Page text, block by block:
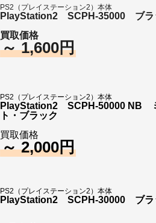
PS2（プレイステーション2）本体
PlayStation2 SCPH-35000 ブラ
買取価格
～ 1,600円
PS2（プレイステーション2）本体
PlayStation2 SCPH-50000 NB
ト・ブラック
買取価格
～ 2,000円
PS2（プレイステーション2）本体
PlayStation2 SCPH-30000 ブラ